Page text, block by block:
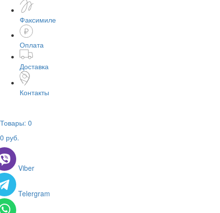
Факсимиле
Оплата
Доставка
Контакты
Товары: 0
0 руб.
Viber
Telergram